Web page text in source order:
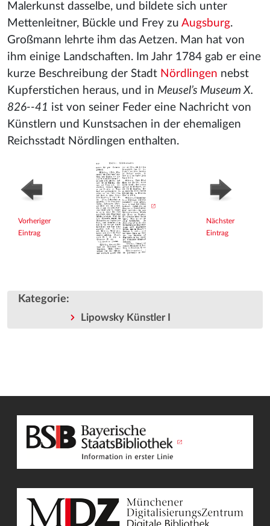
Malerkunst dasselbe, und bildete sich unter
Mettenleitner, Bückle und Frey zu Augsburg.
Großmann lehrte ihm das Aetzen. Man hat von
ihm einige Landschaften. Im Jahr 1784 gab er eine
kurze Beschreibung der Stadt Nördlingen nebst
Kupferstichen heraus, und in Meusel’s Museum X.
826--41 ist von seiner Feder eine Nachricht von
Künstlern und Kunstsachen in der ehemaligen
Reichsstadt Nördlingen enthalten.
Vorheriger
Eintrag
Nächster
Eintrag
Kategorie:
Lipowsky Künstler I